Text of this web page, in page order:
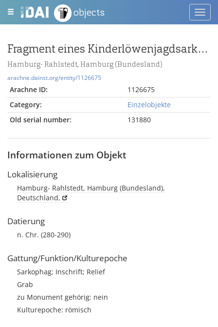
objects
Fragment eines Kinderlöwenjagdsarkophags
Hamburg- Rahlstedt, Hamburg (Bundesland)
arachne.dainst.org/entity/1126675
Arachne ID:
1126675
Category:
Einzelobjekte
Old serial number:
131880
Informationen zum Objekt
Lokalisierung
Hamburg- Rahlstedt, Hamburg (Bundesland),
Deutschland,
Datierung
n. Chr. (280-290)
Gattung/Funktion/Kulturepoche
Sarkophag; Inschrift; Relief
Grab
zu Monument gehörig: nein
Kulturepoche: römisch